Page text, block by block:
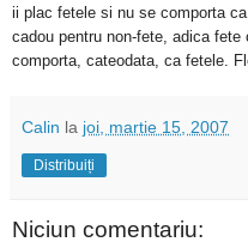
ii plac fetele si nu se comporta
cadou pentru non-fete, adica
comporta, cateodata, ca fetele.
Calin la joi, martie 15, 2007
Distribuiți
Niciun comentariu: